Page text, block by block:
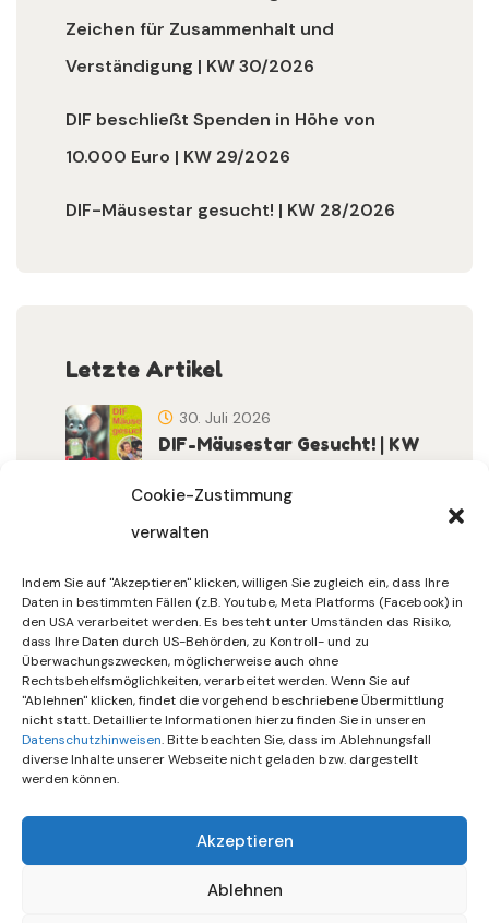
Cookie-Zustimmung
verwalten
Indem Sie auf "Akzeptieren" klicken, willigen Sie zugleich ein, dass Ihre
Daten in bestimmten Fällen (z.B. Youtube, Meta Platforms (Facebook) in
den USA verarbeitet werden. Es besteht unter Umständen das Risiko,
dass Ihre Daten durch US-Behörden, zu Kontroll- und zu
Überwachungszwecken, möglicherweise auch ohne
Rechtsbehelfsmöglichkeiten, verarbeitet werden. Wenn Sie auf
"Ablehnen" klicken, findet die vorgehend beschriebene Übermittlung
nicht statt. Detaillierte Informationen hierzu finden Sie in unseren
Datenschutzhinweisen. Bitte beachten Sie, dass im Ablehnungsfall
diverse Inhalte unserer Webseite nicht geladen bzw. dargestellt
werden können.
Akzeptieren
Ablehnen
Zeichen für Zusammenhalt und
Verständigung | KW 30/2026
DIF beschließt Spenden in Höhe von
10.000 Euro | KW 29/2026
DIF-Mäusestar gesucht! | KW 28/2026
Letzte Artikel
DIF-Mäusestar Gesucht! | KW
30. Juli 2026
Sommerferien | KW 31/…
30. Juli 2026
Gemeinsames Friedensgebet
Setzt Zeichen …
15. Juli 2026